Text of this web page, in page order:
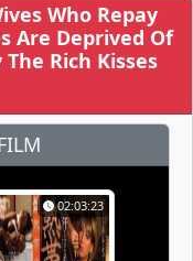
Who Repay
Are Deprived Of
Rich Kisses
02:03:23